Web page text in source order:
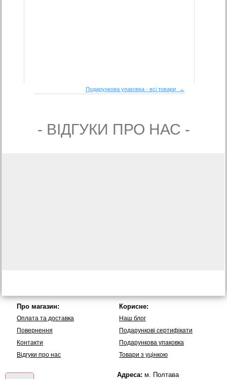
Подарункова упаковка - всі товари →
- ВIДГУКИ ПРО НАС -
Про магазин:
Оплата та доставка
Повернення
Контакти
Вiдгуки про нас
Корисне:
Наш блог
Подарункові сертифікати
Подарункова упаковка
Товари з уцінкою
Адреса: м. Полтава